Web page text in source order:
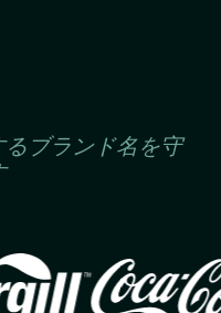
ブランド名を守
Image